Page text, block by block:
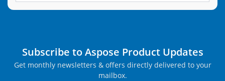
Subscribe to Aspose Product Updates
Get monthly newsletters & offers directly delivered to your
mailbox.